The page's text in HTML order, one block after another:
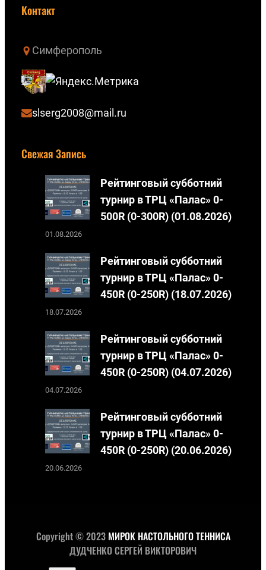
u
b
e
о
а
к
т
Контакт
Симферополь
slserg2008@mail.ru
Свежая Запись
Рейтинговый субботний
турнир в ТРЦ «Палас» 0-
500R (0-300R) (01.08.2026)
01.08.2026
Рейтинговый субботний
турнир в ТРЦ «Палас» 0-
450R (0-250R) (18.07.2026)
18.07.2026
Рейтинговый субботний
турнир в ТРЦ «Палас» 0-
450R (0-250R) (04.07.2026)
04.07.2026
Рейтинговый субботний
турнир в ТРЦ «Палас» 0-
450R (0-250R) (20.06.2026)
20.06.2026
Copyright © 2023 МИРОК НАСТОЛЬНОГО ТЕННИСА
ДУДЧЕНКО СЕРГЕЙ ВИКТОРОВИЧ